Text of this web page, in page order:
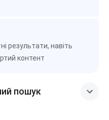
результати, навіть
контент
пошук